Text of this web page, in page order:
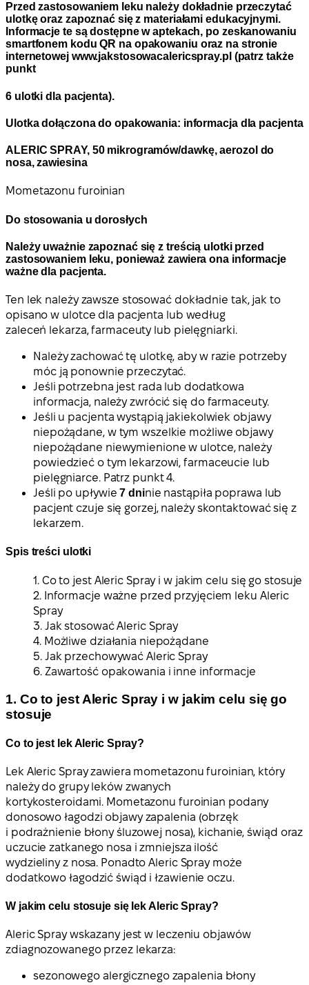
Przed zastosowaniem leku należy dokładnie przeczytać
ulotkę oraz zapoznać się z materiałami edukacyjnymi.
Informacje te są dostępne w aptekach, po zeskanowaniu
smartfonem kodu QR na opakowaniu oraz na stronie
internetowej www.jakstosowacalericspray.pl (patrz także
punkt
6 ulotki dla pacjenta).
Ulotka dołączona do opakowania: informacja dla pacjenta
ALERIC SPRAY, 50 mikrogramów/dawkę, aerozol do
nosa, zawiesina
Mometazonu furoinian
Do stosowania u dorosłych
Należy uważnie zapoznać się z treścią ulotki przed
zastosowaniem leku, ponieważ zawiera ona informacje
ważne dla pacjenta.
Ten lek należy zawsze stosować dokładnie tak, jak to
opisano w ulotce dla pacjenta lub według
zaleceń lekarza, farmaceuty lub pielęgniarki.
Należy zachować tę ulotkę, aby w razie potrzeby
móc ją ponownie przeczytać.
Jeśli potrzebna jest rada lub dodatkowa
informacja, należy zwrócić się do farmaceuty.
Jeśli u pacjenta wystąpią jakiekolwiek objawy
niepożądane, w tym wszelkie możliwe objawy
niepożądane niewymienione w ulotce, należy
powiedzieć o tym lekarzowi, farmaceucie lub
pielęgniarce. Patrz punkt 4.
Jeśli po upływie7 dninie nastąpiła poprawa lub
pacjent czuje się gorzej, należy skontaktować się z
lekarzem.
Spis treści ulotki
1. Co to jest Aleric Spray i w jakim celu się go stosuje
2. Informacje ważne przed przyjęciem leku Aleric
Spray
3. Jak stosować Aleric Spray
4. Możliwe działania niepożądane
5. Jak przechowywać Aleric Spray
6. Zawartość opakowania i inne informacje
1. Co to jest Aleric Spray i w jakim celu się go
stosuje
Co to jest lek Aleric Spray?
Lek Aleric Spray zawiera mometazonu furoinian, który
należy do grupy leków zwanych
kortykosteroidami. Mometazonu furoinian podany
donosowo łagodzi objawy zapalenia (obrzęk
i podrażnienie błony śluzowej nosa), kichanie, świąd oraz
uczucie zatkanego nosa i zmniejsza ilość
wydzieliny z nosa. Ponadto Aleric Spray może
dodatkowo łagodzić świąd i łzawienie oczu.
W jakim celu stosuje się lek Aleric Spray?
Aleric Spray wskazany jest w leczeniu objawów
zdiagnozowanego przez lekarza:
sezonowego alergicznego zapalenia błony